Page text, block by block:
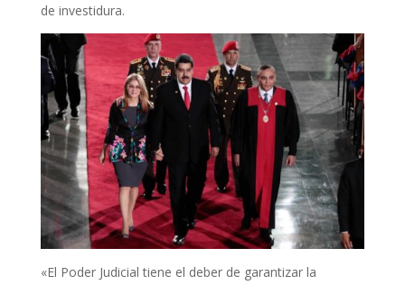
de investidura.
«El Poder Judicial tiene el deber de garantizar la